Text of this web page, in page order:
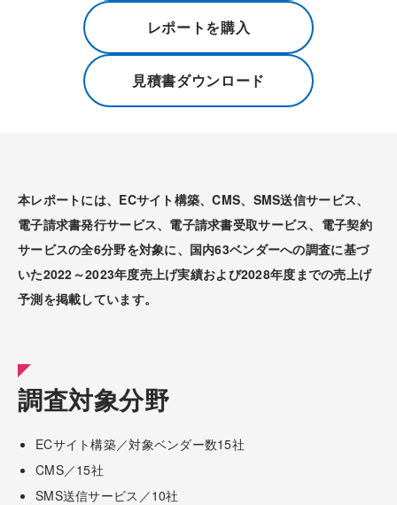
レポートを購入
見積書ダウンロード
本レポートには、ECサイト構築、CMS、SMS送信サービス、
電子請求書発行サービス、電子請求書受取サービス、電子契約
サービスの全6分野を対象に、国内63ベンダーへの調査に基づ
いた2022～2023年度売上げ実績および2028年度までの売上げ
予測を掲載しています。
調査対象分野
ECサイト構築／対象ベンダー数15社
CMS／15社
SMS送信サービス／10社